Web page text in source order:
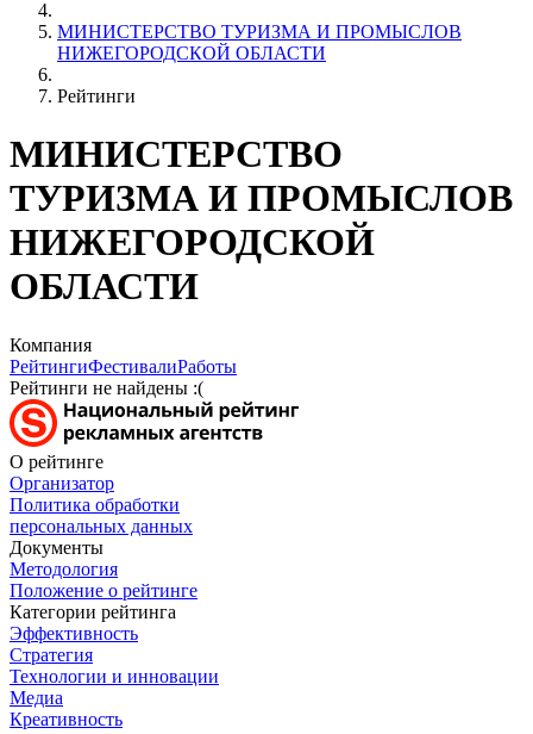
МИНИСТЕРСТВО ТУРИЗМА И ПРОМЫСЛОВ
НИЖЕГОРОДСКОЙ ОБЛАСТИ
Рейтинги
МИНИСТЕРСТВО
ТУРИЗМА И ПРОМЫСЛОВ
НИЖЕГОРОДСКОЙ
ОБЛАСТИ
Компания
РейтингиФестивалиРаботы
Рейтинги не найдены :(
О рейтинге
Организатор
Политика обработки
персональных данных
Документы
Методология
Положение о рейтинге
Категории рейтинга
Эффективность
Стратегия
Технологии и инновации
Медиа
Креативность